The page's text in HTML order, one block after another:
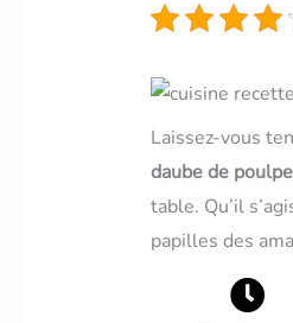
Laissez-vous
daube de poulpe
table. Qu’il
papilles des